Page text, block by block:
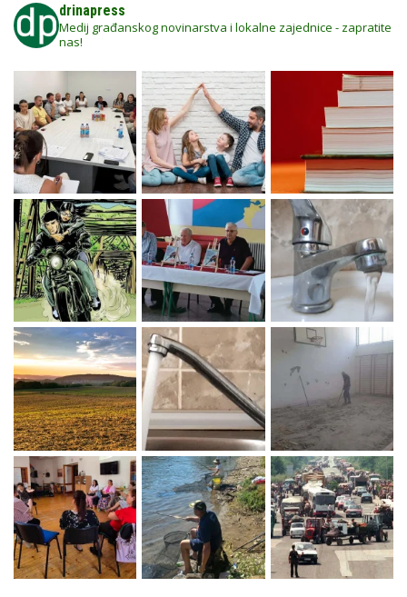
drinapress
Medij građanskog novinarstva i lokalne zajednice - zapratite
nas!